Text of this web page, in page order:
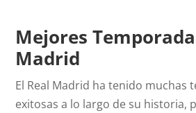
Mejores
Madrid
El Real Madrid ha tenido muchas
exitosas a lo largo de su historia,